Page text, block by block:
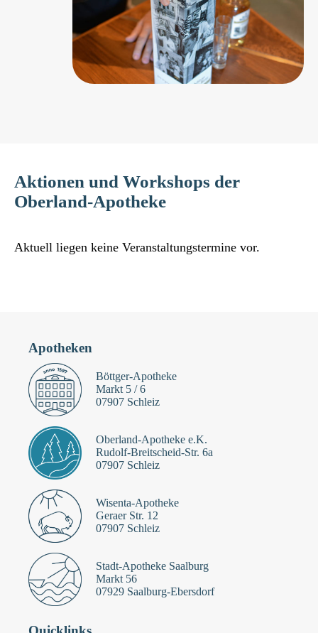
Aktionen und Workshops der
Oberland-Apotheke
Aktuell liegen keine Veranstaltungstermine vor.
Apotheken
Böttger-Apotheke
Markt 5 / 6
07907 Schleiz
Oberland-Apotheke e.K.
Rudolf-Breitscheid-Str. 6a
07907 Schleiz
Wisenta-Apotheke
Geraer Str. 12
07907 Schleiz
Stadt-Apotheke Saalburg
Markt 56
07929 Saalburg-Ebersdorf